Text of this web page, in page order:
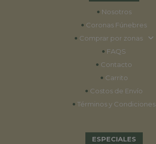
• Nosotros
• Coronas Fúnebres
• Comprar por zonas
• FAQS
• Contacto
• Carrito
• Costos de Envío
• Términos y Condiciones
ESPECIALES